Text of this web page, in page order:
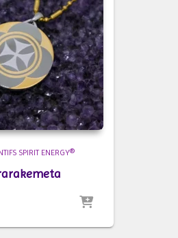
SPIRIT ENERGY®